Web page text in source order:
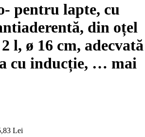
- pentru lapte, cu
din oțel
l, ø 16 cm, adecvată
cu inducție, … mai
Lei